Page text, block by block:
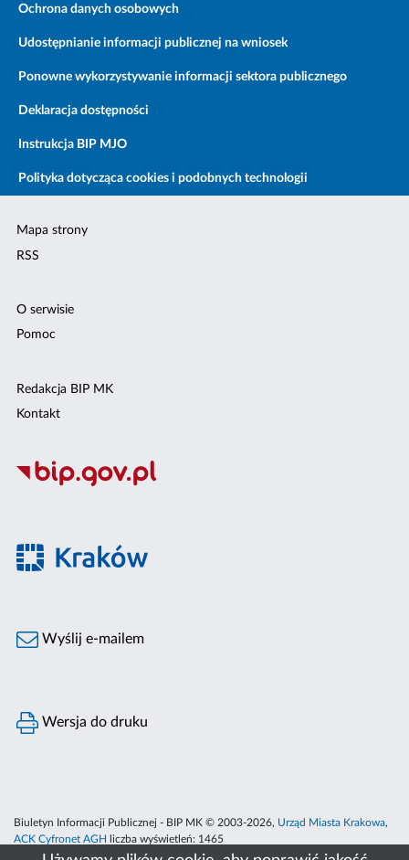
Ochrona danych osobowych
Udostępnianie informacji publicznej na wniosek
Ponowne wykorzystywanie informacji sektora publicznego
Deklaracja dostępności
Instrukcja BIP MJO
Polityka dotycząca cookies i podobnych technologii
Mapa strony
RSS
O serwisie
Pomoc
Redakcja BIP MK
Kontakt
Wyślij e-mailem
Wersja do druku
Biuletyn Informacji Publicznej - BIP MK © 2003-2026, Urząd Miasta Krakowa,
ACK Cyfronet AGH
liczba wyświetleń: 1465